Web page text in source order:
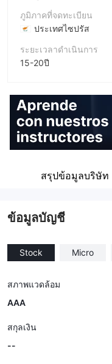
ภูมิภาคที่จดทะเบียน
ประเทศไซปรัส
ระยะเวลาดำเนินการ
15-20ปี
TRADING.COM
สรุปข้อมูลบริษัท
ข้อมูลบัญชี
Stock Micro
สภาพแวดล้อม
AAA
สกุลเงิน
--